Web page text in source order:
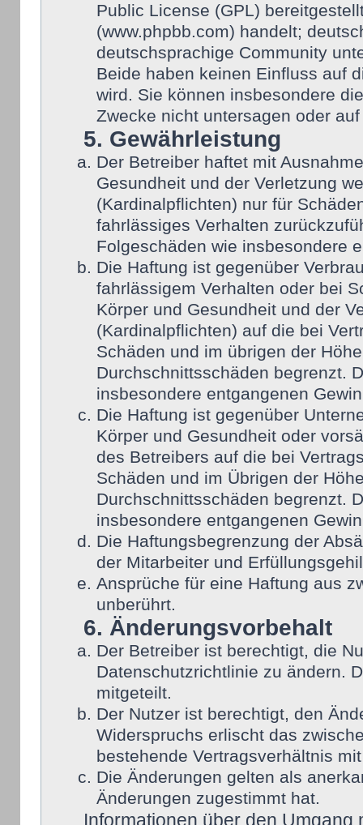
Public License (GPL)
(www.phpbb.com) handelt;
deutschsprachige Community
Beide haben keinen Einfluss auf
wird. Sie können insbesondere
Zwecke nicht untersagen oder
5. Gewährleistung
Der Betreiber haftet mit
Gesundheit und der Verletzung
(Kardinalpflichten) nur für
fahrlässiges Verhalten
Folgeschäden wie insbesondere
Die Haftung ist gegenüber
fahrlässigem Verhalten oder bei
Körper und Gesundheit und der
(Kardinalpflichten) auf die bei
Schäden und im übrigen der
Durchschnittsschäden begrenzt.
insbesondere entgangenen
Die Haftung ist gegenüber
Körper und Gesundheit oder
des Betreibers auf die bei
Schäden und im Übrigen der
Durchschnittsschäden begrenzt.
insbesondere entgangenen
Die Haftungsbegrenzung der
der Mitarbeiter und
Ansprüche für eine Haftung aus
unberührt.
6. Änderungsvorbehalt
Der Betreiber ist berechtigt, die
Datenschutzrichtlinie zu ändern.
mitgeteilt.
Der Nutzer ist berechtigt, den
Widerspruchs erlischt das
bestehende Vertragsverhältnis
Die Änderungen gelten als
Änderungen zugestimmt hat.
Informationen über den